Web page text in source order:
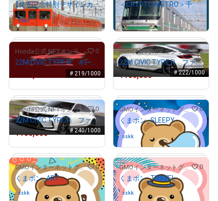
# 38/100
【発売記念特別デザインカード】8111編成（NFT-011）
sskkさんが保有中
# 3/100
＜CRYPTO METRO＞千代田線06系
¥3,800
# 219/1000
Honda公式 NFTオンラインショップ 0
22M CIVIC TYPE R キースケッチ
# 222/1000
Honda公式 NFTオンラインショップ 0
22M CIVIC TYPE R ファイナルスケッチ2
¥100,000
# 240/1000
Honda公式 NFTオンラインショップ 0
22M CIVIC TYPE R ファイナルスケッチ1
¥100,000
# 111/300
GMOインターネットグループ公式キャラクター「くまポン」 0
くまポン_SLEEPY
sskk さんが保有中
GMOインターネットグループ公式キャラクター「くまポン」 0
くまポン_ART
sskk さんが保有中
GMOインターネットグループ公式キャラクター「くまポン」 0
くまポン_TRAVEL
sskk さんが保有中